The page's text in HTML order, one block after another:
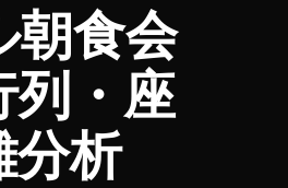
朝食会
列・座
分析